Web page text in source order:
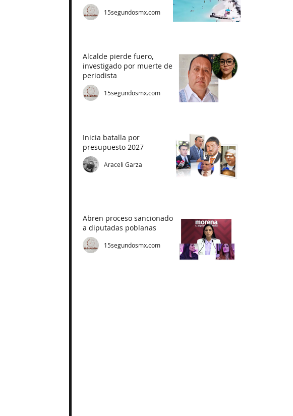
15segundosmx.com
Alcalde pierde fuero,
investigado por muerte de
periodista
15segundosmx.com
Inicia batalla por
presupuesto 2027
Araceli Garza
Abren proceso sancionador
a diputadas poblanas
15segundosmx.com